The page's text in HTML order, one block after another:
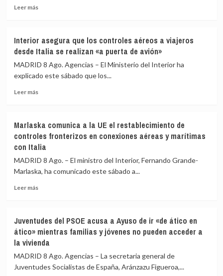
frente
de
Huelva
y
y
pide
Leer másLeer
amplía
a
los
aeropuertos
Málaga,
y
Valencia
los
controles
viajeros
desde
Interior asegura que los controles aéreos a viajeros
desde Italia se realizan «a puerta de avión»
MADRID 8 Ago. Agencias – El Ministerio del Interior ha
explicado este sábado que los...
Leer másLeer
asegura
que
los
controles
aéreos
a
viajeros
realizan
«a
puerta
avión»
Marlaska comunica a la UE el restablecimiento de
controles fronterizos en conexiones aéreas y marítimas
con Italia
MADRID 8 Ago. – El ministro del Interior, Fernando Grande-
Marlaska, ha comunicado este sábado a...
Leer másLeer
comunica
a
la
UE
restablecimiento
Juventudes del PSOE acusa a Ayuso de ir «de ático en
ático» mientras familias y jóvenes no pueden acceder a
la vivienda
MADRID 8 Ago. Agencias – La secretaria general de
Juventudes Socialistas de España, Aránzazu Figueroa,...